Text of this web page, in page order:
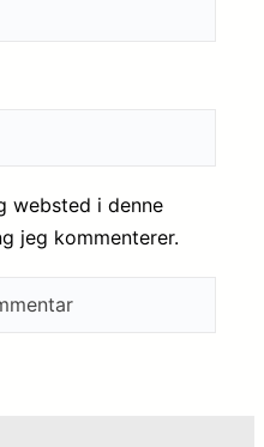
websted i denne
jeg kommenterer.